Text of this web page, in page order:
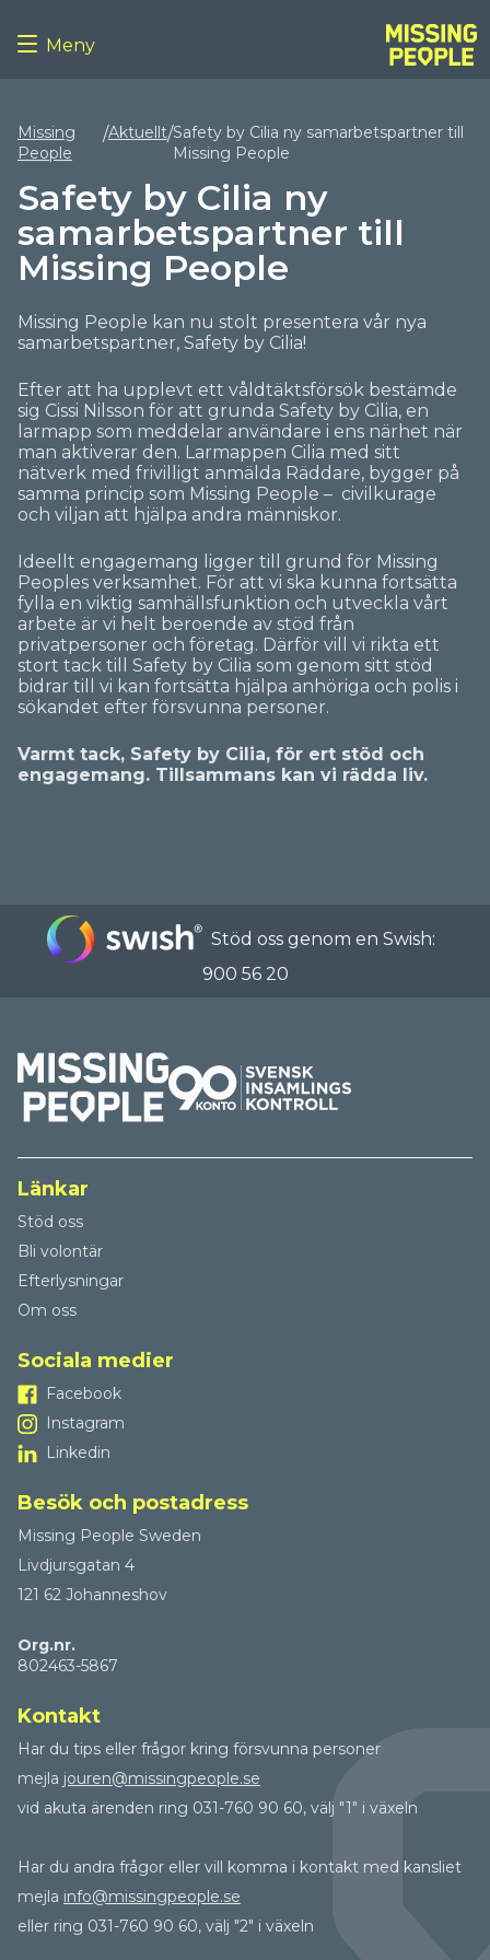
Meny
Missing
People
/Aktuellt/Safety by Cilia ny samarbetspartner till
Missing People
23/09/2024
Safety by Cilia ny
samarbetspartner till
Missing People
Missing People kan nu stolt presentera vår nya
samarbetspartner, Safety by Cilia!
Efter att ha upplevt ett våldtäktsförsök bestämde
sig Cissi Nilsson för att grunda Safety by Cilia, en
larmapp som meddelar användare i ens närhet när
man aktiverar den. Larmappen Cilia med sitt
nätverk med frivilligt anmälda Räddare, bygger på
samma princip som Missing People – civilkurage
och viljan att hjälpa andra människor.
Ideellt engagemang ligger till grund för Missing
Peoples verksamhet. För att vi ska kunna fortsätta
fylla en viktig samhällsfunktion och utveckla vårt
arbete är vi helt beroende av stöd från
privatpersoner och företag. Därför vill vi rikta ett
stort tack till Safety by Cilia som genom sitt stöd
bidrar till vi kan fortsätta hjälpa anhöriga och polis i
sökandet efter försvunna personer.
Varmt tack, Safety by Cilia, för ert stöd och
engagemang. Tillsammans kan vi rädda liv.
Stöd oss genom en Swish:
900 56 20
Länkar
Stöd oss
Bli volontär
Efterlysningar
Om oss
Sociala medier
Facebook
Instagram
Linkedin
Besök och postadress
Missing People Sweden
Livdjursgatan 4
121 62 Johanneshov
Org.nr.
802463-5867
Kontakt
Har du tips eller frågor kring försvunna personer
mejla jouren@missingpeople.se
vid akuta ärenden ring 031-760 90 60, välj "1" i växeln
Har du andra frågor eller vill komma i kontakt med kansliet
mejla info@missingpeople.se
eller ring 031-760 90 60, välj "2" i växeln